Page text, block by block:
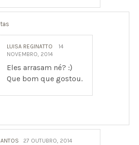
LUISA REGINATTO
14
NOVEMBRO, 2014
Eles arrasam né? :)
Que bom que gostou.
27 OUTUBRO, 2014